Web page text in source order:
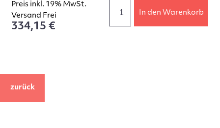
Preis inkl. 19% MwSt.
Versand Frei
334,15 €
In den Warenkorb
zurück